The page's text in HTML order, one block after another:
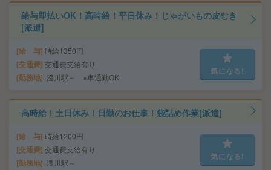
給与即払いOK！高時給！平日休み！じゃがいもの皮むき
[派遣]
給 与 時給1350円
交通費 交通費支給有り
勤務地 澄川駅～ ※車通勤OK
気になる!
高時給！土日休み！日勤のお仕事！袋詰め作業[派遣]
給 与 時給1200円
交通費 交通費支給有り
勤務地 澄川駅～
気になる!